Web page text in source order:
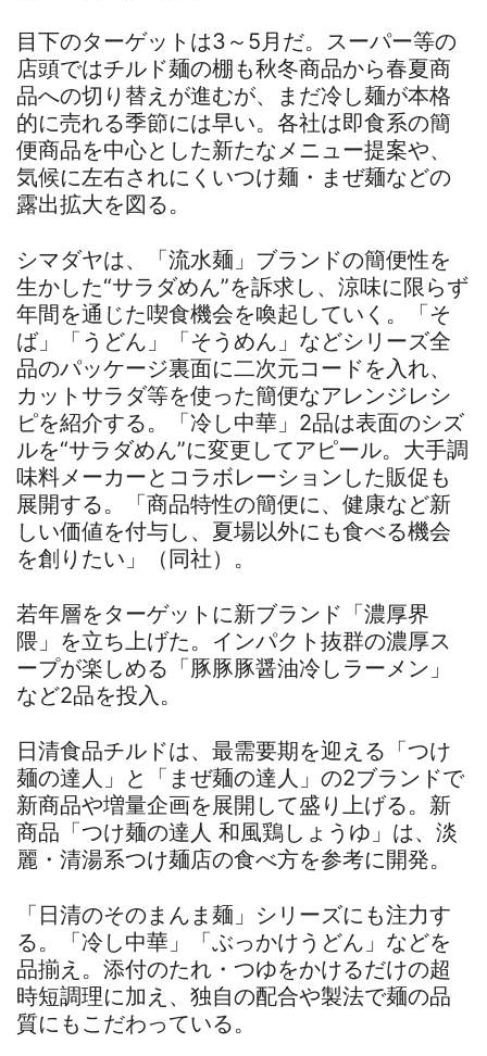
目下のターゲットは3～5月だ。スーパー等の
店頭ではチルド麺の棚も秋冬商品から春夏商
品への切り替えが進むが、まだ冷し麺が本格
的に売れる季節には早い。各社は即食系の簡
便商品を中心とした新たなメニュー提案や、
気候に左右されにくいつけ麺・まぜ麺などの
露出拡大を図る。
シマダヤは、「流水麺」ブランドの簡便性を
生かした“サラダめん”を訴求し、涼味に限らず
年間を通じた喫食機会を喚起していく。「そ
ば」「うどん」「そうめん」などシリーズ全
品のパッケージ裏面に二次元コードを入れ、
カットサラダ等を使った簡便なアレンジレシ
ピを紹介する。「冷し中華」2品は表面のシズ
ルを“サラダめん”に変更してアピール。大手調
味料メーカーとコラボレーションした販促も
展開する。「商品特性の簡便に、健康など新
しい価値を付与し、夏場以外にも食べる機会
を創りたい」（同社）。
若年層をターゲットに新ブランド「濃厚界
隈」を立ち上げた。インパクト抜群の濃厚ス
ープが楽しめる「豚豚豚醤油冷しラーメン」
など2品を投入。
日清食品チルドは、最需要期を迎える「つけ
麺の達人」と「まぜ麺の達人」の2ブランドで
新商品や増量企画を展開して盛り上げる。新
商品「つけ麺の達人 和風鶏しょうゆ」は、淡
麗・清湯系つけ麺店の食べ方を参考に開発。
「日清のそのまんま麺」シリーズにも注力す
る。「冷し中華」「ぶっかけうどん」などを
品揃え。添付のたれ・つゆをかけるだけの超
時短調理に加え、独自の配合や製法で麺の品
質にもこだわっている。